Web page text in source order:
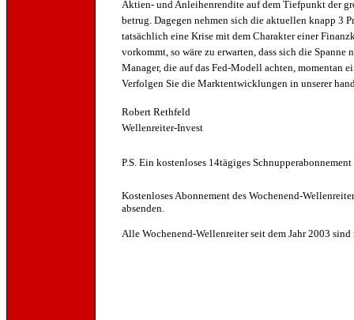
Aktien- und Anleihenrendite auf dem Tiefpunkt der
betrug. Dagegen nehmen sich die aktuellen knapp 3
tatsächlich eine Krise mit dem Charakter einer
vorkommt, so wäre zu erwarten, dass sich die
Manager, die auf das Fed-Modell achten, momentan
Verfolgen Sie die Marktentwicklungen in unserer
Robert Rethfeld
Wellenreiter-Invest
P.S. Ein kostenloses 14tägiges
KostenlosesAbonnement des Wochenend-
absenden.
Alle Wochenend-Wellenreiter seit dem Jahr 2003